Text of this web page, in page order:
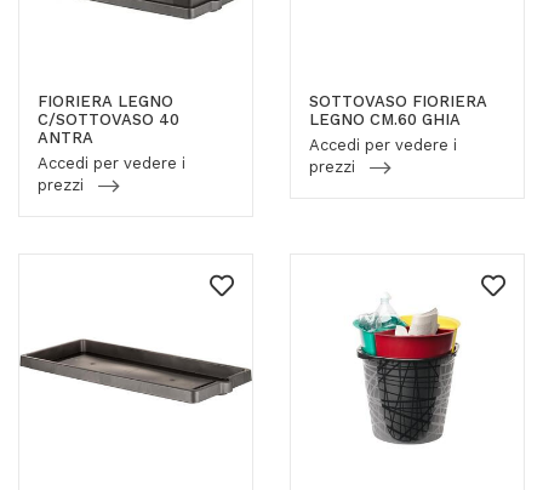
FIORIERA LEGNO
C/SOTTOVASO 40
ANTRA
Accedi per vedere i
prezzi
SOTTOVASO FIORIERA
LEGNO CM.60 GHIA
Accedi per vedere i
prezzi